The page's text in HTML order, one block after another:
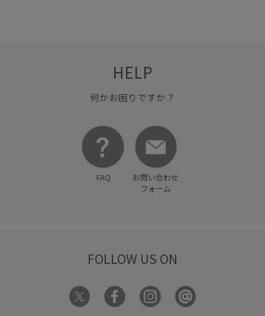
HELP
何かお困りですか？
FAQ
お問い合わせ
フォーム
FOLLOW US ON